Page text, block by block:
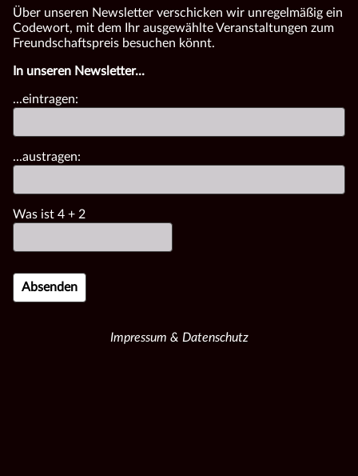
Über unseren Newsletter verschicken wir unregelmäßig ein
Codewort, mit dem Ihr ausgewählte Veranstaltungen zum
Freundschaftspreis besuchen könnt.
In unseren Newsletter...
...eintragen:
...austragen:
Was ist 4 + 2
Impressum & Datenschutz